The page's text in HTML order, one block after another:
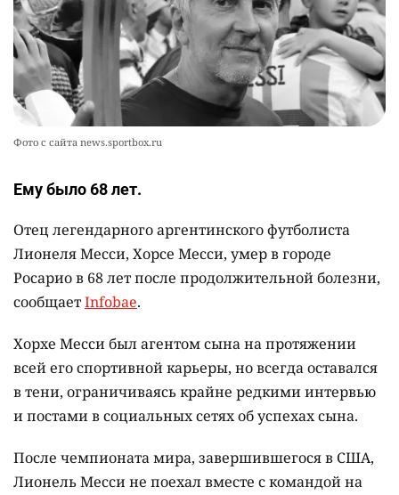
10
💬 Прокуроры подали в суд ходатайство о
смягчении наказания для журналистки
Александры Алёховой
29
Фото с сайта news.sportbox.ru
Ему было 68 лет.
Отец легендарного аргентинского футболиста
Лионеля Месси, Хорсе Месси, умер в городе
Росарио в 68 лет после продолжительной болезни,
сообщаетInfobae.
Хорхе Месси был агентом сына на протяжении
всей его спортивной карьеры, но всегда оставался
в тени, ограничиваясь крайне редкими интервью
и постами в социальных сетях об успехах сына.
После чемпионата мира, завершившегося в США,
Лионель Месси не поехал вместе с командой на